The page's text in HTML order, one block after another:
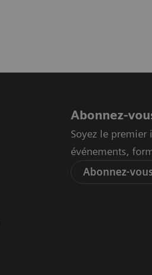
Abonnez-
Soyez le premier
événements,
Abonnez-